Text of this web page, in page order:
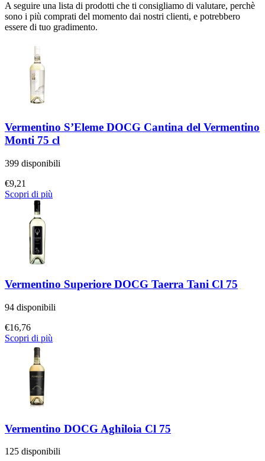
A seguire una lista di prodotti che ti consigliamo di valutare, perchè
sono i più comprati del momento dai nostri clienti, e potrebbero
essere di tuo gradimento.
Vermentino S’Eleme DOCG Cantina del Vermentino
Monti 75 cl
399 disponibili
€9,21
Scopri di più
Vermentino Superiore DOCG Taerra Tani Cl 75
94 disponibili
€16,76
Scopri di più
Vermentino DOCG Aghiloia Cl 75
125 disponibili